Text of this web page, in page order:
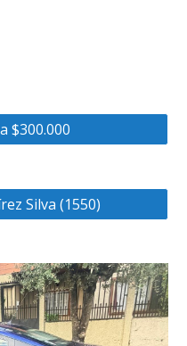
$300.000
Silva (1550)